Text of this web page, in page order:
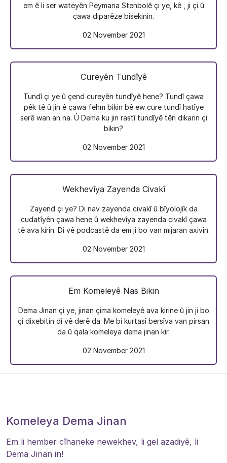
em ê li ser wateyên Peymana Stenbolê çi ye, kê , ji çi û
çawa diparêze bisekinin.
02 November 2021
Cureyên Tundîyê
Tundî çi ye û çend cureyên tundîyê hene? Tundî çawa
pêk tê û jin ê çawa fehm bikin bê ew cure tundî hatîye
serê wan an na. Û Dema ku jin rastî tundîyê tên dikarin çi
bikin?
02 November 2021
Wekhevîya Zayenda Civakî
Zayend çi ye? Di nav zayenda civakî û bîyolojîk da
cudatîyên çawa hene û wekhevîya zayenda civakî çawa
tê ava kirin. Di vê podcastê da em ji bo van mijaran axivîn.
02 November 2021
Em Komeleyê Nas Bikin
Dema Jinan çi ye, jinan çima komeleyê ava kirine û jin ji bo
çi dixebitin di vê derê da. Me bi kurtasî bersîva van pirsan
da û qala komeleya dema jinan kir.
02 November 2021
Komeleya Dema Jinan
Em li hember cîhaneke newekhev, li gel azadiyê, li
Dema Jinan in!